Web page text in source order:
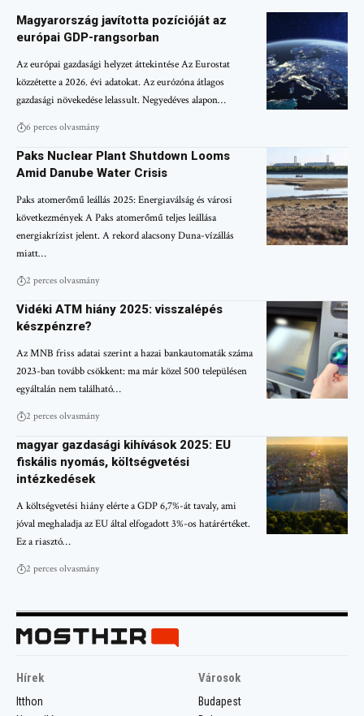
Magyarország javította pozícióját az
európai GDP-rangsorban
Az európai gazdasági helyzet áttekintése Az Eurostat
közzétette a 2026. évi adatokat. Az eurózóna átlagos
gazdasági növekedése lelassult. Negyedéves alapon…
6 perces olvasmány
Paks Nuclear Plant Shutdown Looms
Amid Danube Water Crisis
Paks atomerőmű leállás 2025: Energiaválság és városi
következmények A Paks atomerőmű teljes leállása
energiakrízist jelent. A rekord alacsony Duna-vízállás
miatt…
2 perces olvasmány
Vidéki ATM hiány 2025: visszalépés
készpénzre?
Az MNB friss adatai szerint a hazai bankautomaták száma
2023-ban tovább csökkent: ma már közel 500 településen
egyáltalán nem található…
2 perces olvasmány
magyar gazdasági kihívások 2025: EU
fiskális nyomás, költségvetési
intézkedések
A költségvetési hiány elérte a GDP 6,7%-át tavaly, ami
jóval meghaladja az EU által elfogadott 3%-os határértéket.
Ez a riasztó…
2 perces olvasmány
Hírek
Itthon
Városok
Budapest